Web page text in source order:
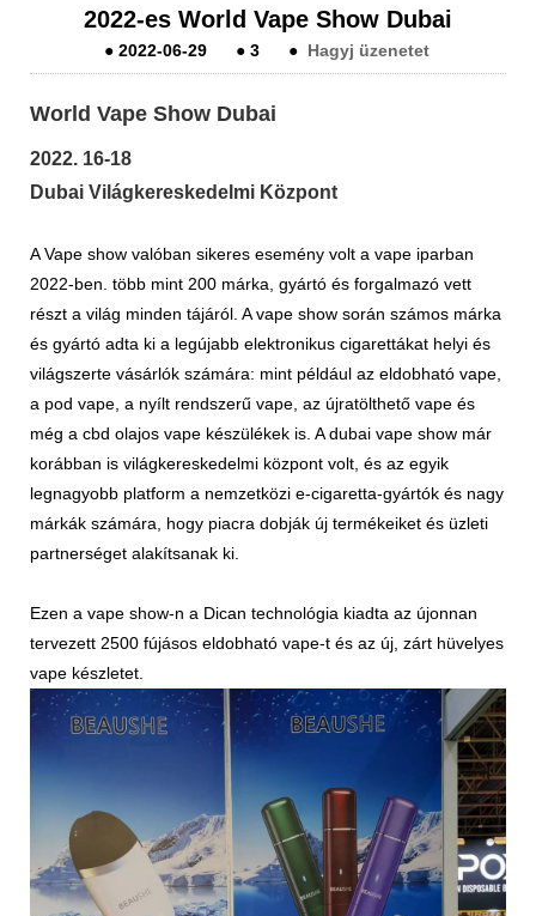
2022-es World Vape Show Dubai
●2022-06-29 ●3 ● Hagyj üzenetet
World Vape Show Dubai
2022. 16-18
Dubai Világkereskedelmi Központ
A Vape show valóban sikeres esemény volt a vape iparban
2022-ben. több mint 200 márka, gyártó és forgalmazó vett
részt a világ minden tájáról. A vape show során számos márka
és gyártó adta ki a legújabb elektronikus cigarettákat helyi és
világszerte vásárlók számára: mint például az eldobható vape,
a pod vape, a nyílt rendszerű vape, az újratölthető vape és
még a cbd olajos vape készülékek is. A dubai vape show már
korábban is világkereskedelmi központ volt, és az egyik
legnagyobb platform a nemzetközi e-cigaretta-gyártók és nagy
márkák számára, hogy piacra dobják új termékeiket és üzleti
partnerséget alakítsanak ki.
Ezen a vape show-n a Dican technológia kiadta az újonnan
tervezett 2500 fújásos eldobható vape-t és az új, zárt hüvelyes
vape készletet.